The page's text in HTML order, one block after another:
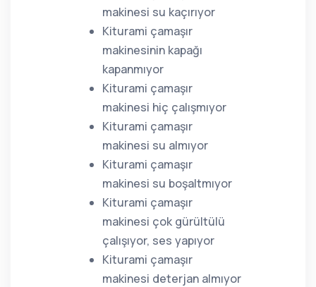
makinesi su kaçırıyor
Kiturami çamaşır
makinesinin kapağı
kapanmıyor
Kiturami çamaşır
makinesi hiç çalışmıyor
Kiturami çamaşır
makinesi su almıyor
Kiturami çamaşır
makinesi su boşaltmıyor
Kiturami çamaşır
makinesi çok gürültülü
çalışıyor, ses yapıyor
Kiturami çamaşır
makinesi deterjan almıyor